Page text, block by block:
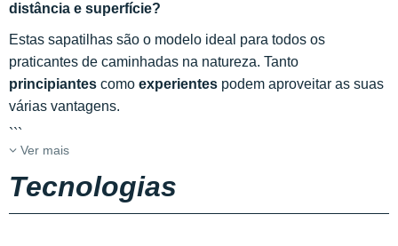
distância e superfície?
Estas sapatilhas são o modelo ideal para todos os
praticantes de caminhadas na natureza. Tanto
principiantes como experientes podem aproveitar as suas
várias vantagens.
```
Ver mais
Tecnologias